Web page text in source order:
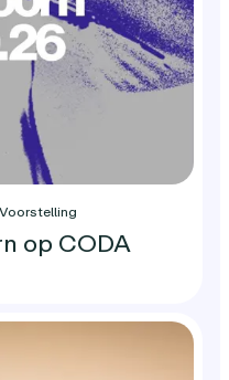
Voorstelling
op CODA